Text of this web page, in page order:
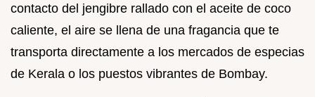
contacto del jengibre rallado con el aceite de coco
caliente, el aire se llena de una fragancia que te
transporta directamente a los mercados de especias
de Kerala o los puestos vibrantes de Bombay.